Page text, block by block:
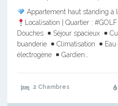
Appartement haut standing à
Localisation | Quartier : #GOLF
Douches
Séjour spacieux
buanderie
Climatisation
électrogène
Gardien…
2 Chambres